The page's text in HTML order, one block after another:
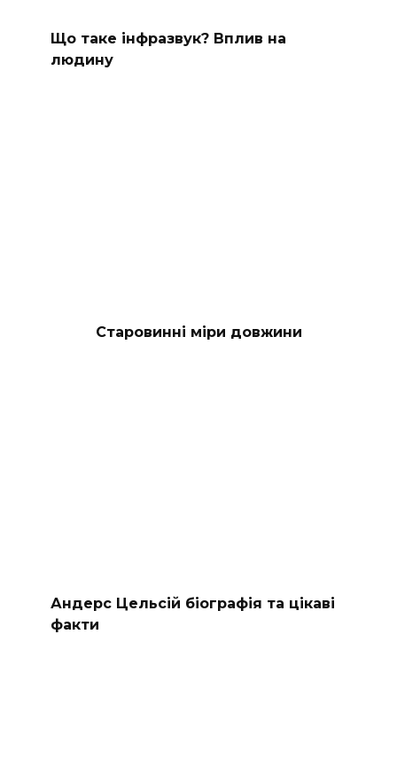
Що таке інфразвук? Вплив на
людину
Старовинні міри довжини
Андерс Цельсій біографія та цікаві
факти